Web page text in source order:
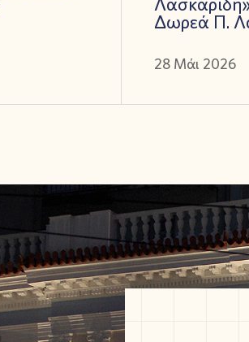
Δωρεά Π.
28 Μάι 2026